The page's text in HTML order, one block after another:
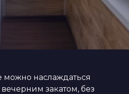
можно наслаждаться
закатом, без